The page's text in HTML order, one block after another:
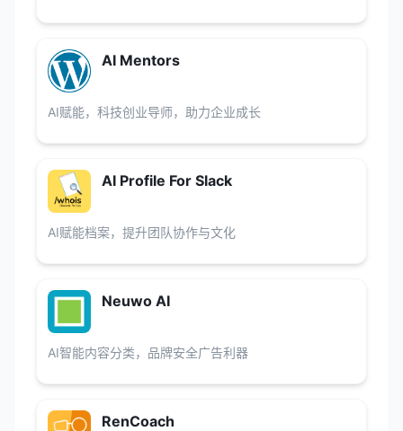
AI Mentors
AI赋能，科技创业导师，助力企业成长
AI Profile For Slack
AI赋能档案，提升团队协作与文化
Neuwo AI
AI智能内容分类，品牌安全广告利器
RenCoach